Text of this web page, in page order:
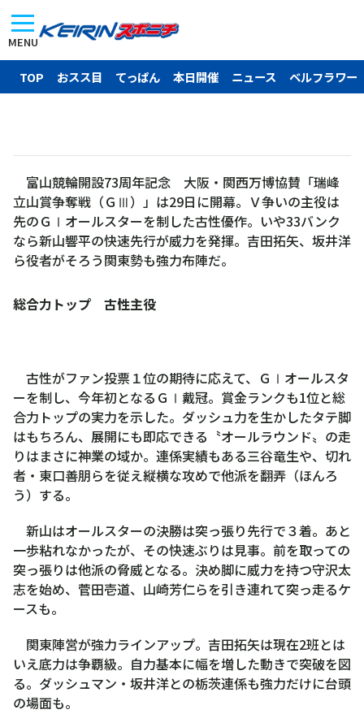
MENU
TOP おスス目 てっぱん 本日開催 ニュース ベルフラワー
富山競輪開設73周年記念 大阪・関西万博協賛「瑞峰
立山賞争奪戦（ＧⅢ）」は29日に開幕。Ｖ争いの主役は
先のＧⅠオールスターを制した古性優作。いや33バンク
なら新山響平の快速先行が威力を発揮。吉田拓矢、坂井洋
ら役者がそろう関東勢も強力布陣だ。
総合力トップ 古性主役
古性がファン投票１位の期待に応えて、ＧⅠオールスタ
ーを制し、今年初となるＧⅠ戴冠。賞金ランクも1位と総
合力トップの実力を示した。ダッシュ力を生かしたタテ脚
はもちろん、展開にも即応できる〝オールラウンド〟の走
りはまさに神業の域か。連係実績もある三谷竜生や、切れ
者・東口善朋らを従え縦横な攻めで他派を翻弄（ほんろ
う）する。
新山はオールスターの決勝は突っ張り先行で３着。あと
一歩粘れなかったが、その快速ぶりは見事。前を取っての
突っ張りは他派の脅威となる。決め脚に威力を持つ守沢太
志を始め、菅田壱道、山崎芳仁らを引き連れて突っ走るケ
ースも。
関東陣営が強力ラインアップ。吉田拓矢は現在2班とは
いえ底力は争覇級。自力基本に幅を増した動きで突破を図
る。ダッシュマン・坂井洋との栃茨連係も強力だけに台頭
の場面も。